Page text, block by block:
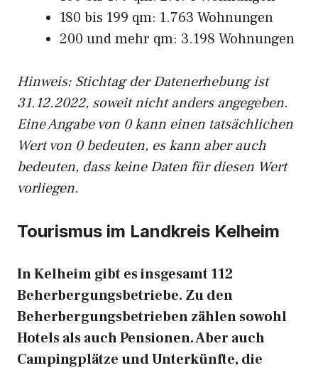
180 bis 199 qm: 1.763 Wohnungen
200 und mehr qm: 3.198 Wohnungen
Hinweis: Stichtag der Datenerhebung ist
31.12.2022, soweit nicht anders angegeben.
Eine Angabe von 0 kann einen tatsächlichen
Wert von 0 bedeuten, es kann aber auch
bedeuten, dass keine Daten für diesen Wert
vorliegen.
Tourismus im Landkreis Kelheim
In Kelheim gibt es insgesamt 112
Beherbergungsbetriebe. Zu den
Beherbergungsbetrieben zählen sowohl
Hotels als auch Pensionen. Aber auch
Campingplätze und Unterkünfte, die